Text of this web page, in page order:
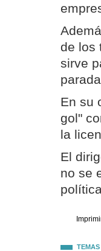
de los
sirve
En su
gol"
la
El
no se